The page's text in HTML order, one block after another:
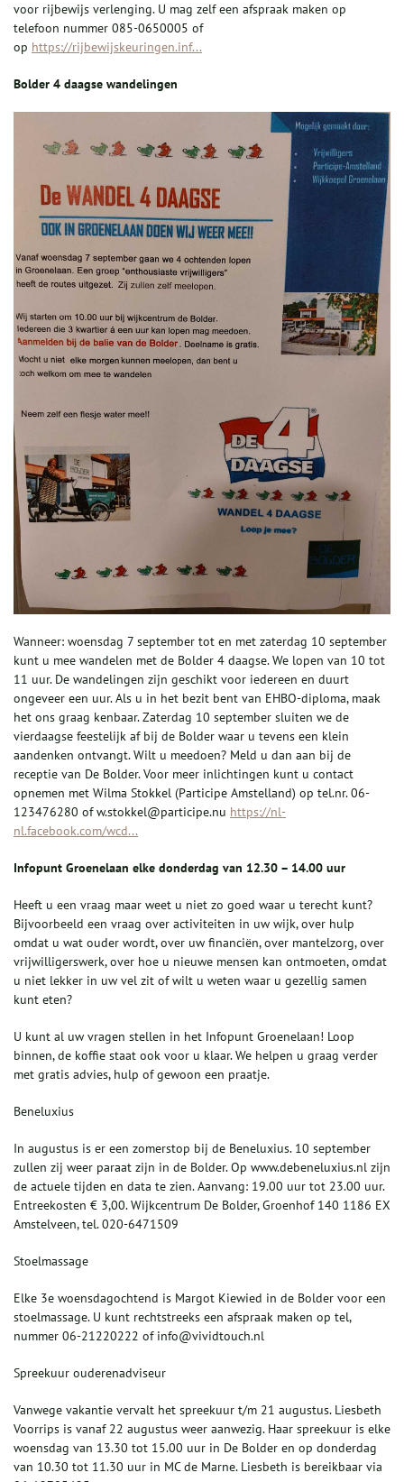
voor rijbewijs verlenging. U mag zelf een afspraak maken op
telefoon nummer 085-0650005 of
op https://rijbewijskeuringen.inf...
Bolder 4 daagse wandelingen
Wanneer: woensdag 7 september tot en met zaterdag 10 september
kunt u mee wandelen met de Bolder 4 daagse. We lopen van 10 tot
11 uur. De wandelingen zijn geschikt voor iedereen en duurt
ongeveer een uur. Als u in het bezit bent van EHBO-diploma, maak
het ons graag kenbaar. Zaterdag 10 september sluiten we de
vierdaagse feestelijk af bij de Bolder waar u tevens een klein
aandenken ontvangt. Wilt u meedoen? Meld u dan aan bij de
receptie van De Bolder. Voor meer inlichtingen kunt u contact
opnemen met Wilma Stokkel (Participe Amstelland) op tel.nr. 06-
123476280 of w.stokkel@participe.nu https://nl-
nl.facebook.com/wcd...
Infopunt Groenelaan elke donderdag van 12.30 – 14.00 uur
Heeft u een vraag maar weet u niet zo goed waar u terecht kunt?
Bijvoorbeeld een vraag over activiteiten in uw wijk, over hulp
omdat u wat ouder wordt, over uw financiën, over mantelzorg, over
vrijwilligerswerk, over hoe u nieuwe mensen kan ontmoeten, omdat
u niet lekker in uw vel zit of wilt u weten waar u gezellig samen
kunt eten?
U kunt al uw vragen stellen in het Infopunt Groenelaan! Loop
binnen, de koffie staat ook voor u klaar. We helpen u graag verder
met gratis advies, hulp of gewoon een praatje.
Beneluxius
In augustus is er een zomerstop bij de Beneluxius. 10 september
zullen zij weer paraat zijn in de Bolder. Op www.debeneluxius.nl zijn
de actuele tijden en data te zien. Aanvang: 19.00 uur tot 23.00 uur.
Entreekosten € 3,00. Wijkcentrum De Bolder, Groenhof 140 1186 EX
Amstelveen, tel. 020-6471509
Stoelmassage
Elke 3e woensdagochtend is Margot Kiewied in de Bolder voor een
stoelmassage. U kunt rechtstreeks een afspraak maken op tel,
nummer 06-21220222 of info@vividtouch.nl
Spreekuur ouderenadviseur
Vanwege vakantie vervalt het spreekuur t/m 21 augustus. Liesbeth
Voorrips is vanaf 22 augustus weer aanwezig. Haar spreekuur is elke
woensdag van 13.30 tot 15.00 uur in De Bolder en op donderdag
van 10.30 tot 11.30 uur in MC de Marne. Liesbeth is bereikbaar via